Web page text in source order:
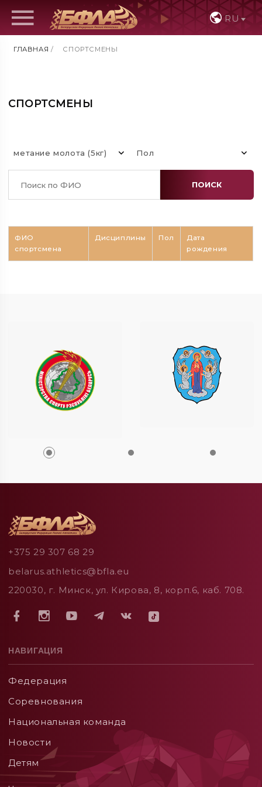
RU
ГЛАВНАЯ / СПОРТСМЕНЫ
СПОРТСМЕНЫ
метание молота (5кг) Пол
ПОИСК
ФИО
спортсмена
Дисциплины Пол
Дата
рождения
+375 29 307 68 29
belarus.athletics@bfla.eu
220030, г. Минск, ул. Кирова, 8, корп.6, каб. 708.
НАВИГАЦИЯ
Федерация
Соревнования
Национальная команда
Новости
Детям